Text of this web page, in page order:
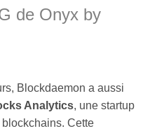
de Onyx by
Blockdaemon a aussi
Analytics, une startup
Cette